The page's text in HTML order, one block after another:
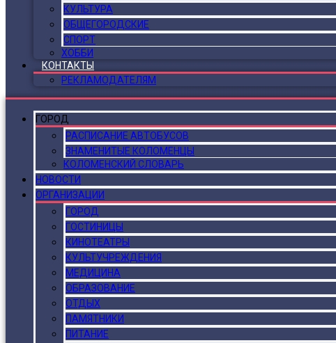
КУЛЬТУРА
ОБЩЕГОРОДСКИЕ
СПОРТ
ХОББИ
КОНТАКТЫ
РЕКЛАМОДАТЕЛЯМ
ГОРОД
РАСПИСАНИЕ АВТОБУСОВ
ЗНАМЕНИТЫЕ КОЛОМЕНЦЫ
КОЛОМЕНСКИЙ СЛОВАРЬ
НОВОСТИ
ОРГАНИЗАЦИИ
ГОРОД
ГОСТИНИЦЫ
КИНОТЕАТРЫ
КУЛЬТУЧРЕЖДЕНИЯ
МЕДИЦИНА
ОБРАЗОВАНИЕ
ОТДЫХ
ПАМЯТНИКИ
ПИТАНИЕ